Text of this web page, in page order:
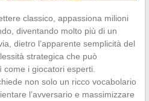
classico, appassiona milioni
diventando molto più di un
dietro l’apparente semplicità del
strategica che può
i giocatori esperti.
non solo un ricco vocabolario
l’avversario e massimizzare